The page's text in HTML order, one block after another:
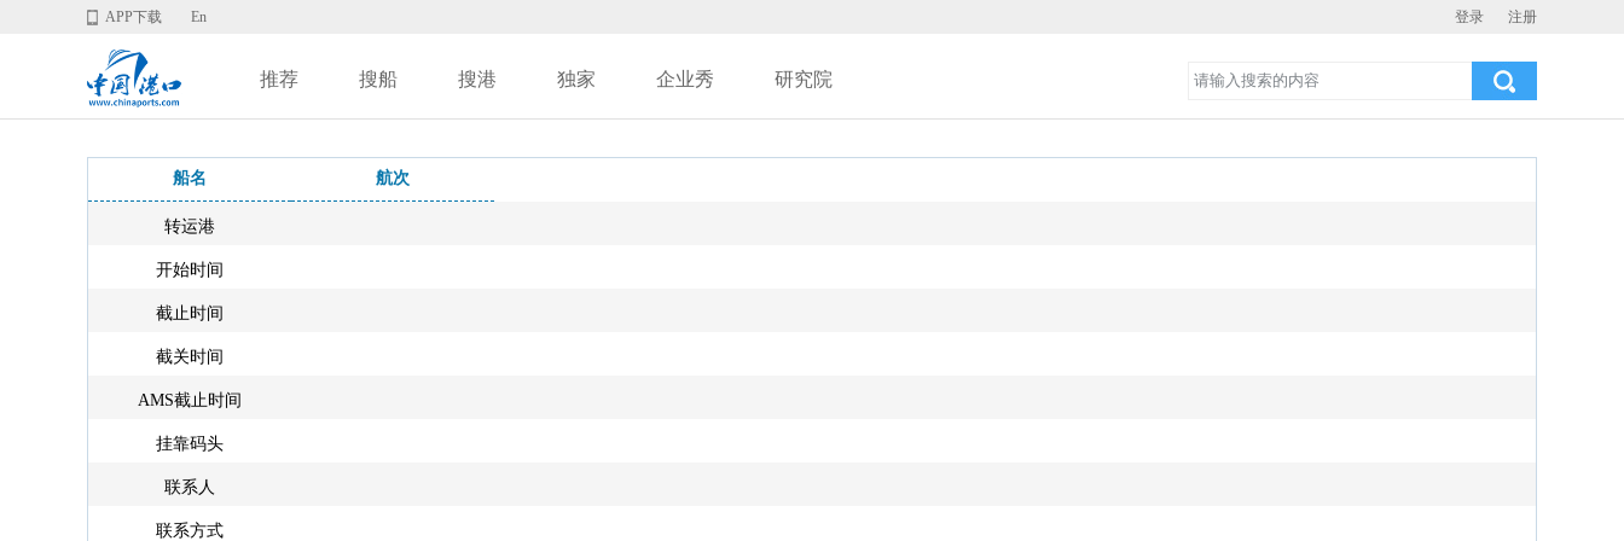
登录 注册
APP下载 En
推荐 搜船 搜港 独家 企业秀 研究院
船名 航次
转运港
开始时间
截止时间
截关时间
AMS截止时间
挂靠码头
联系人
联系方式